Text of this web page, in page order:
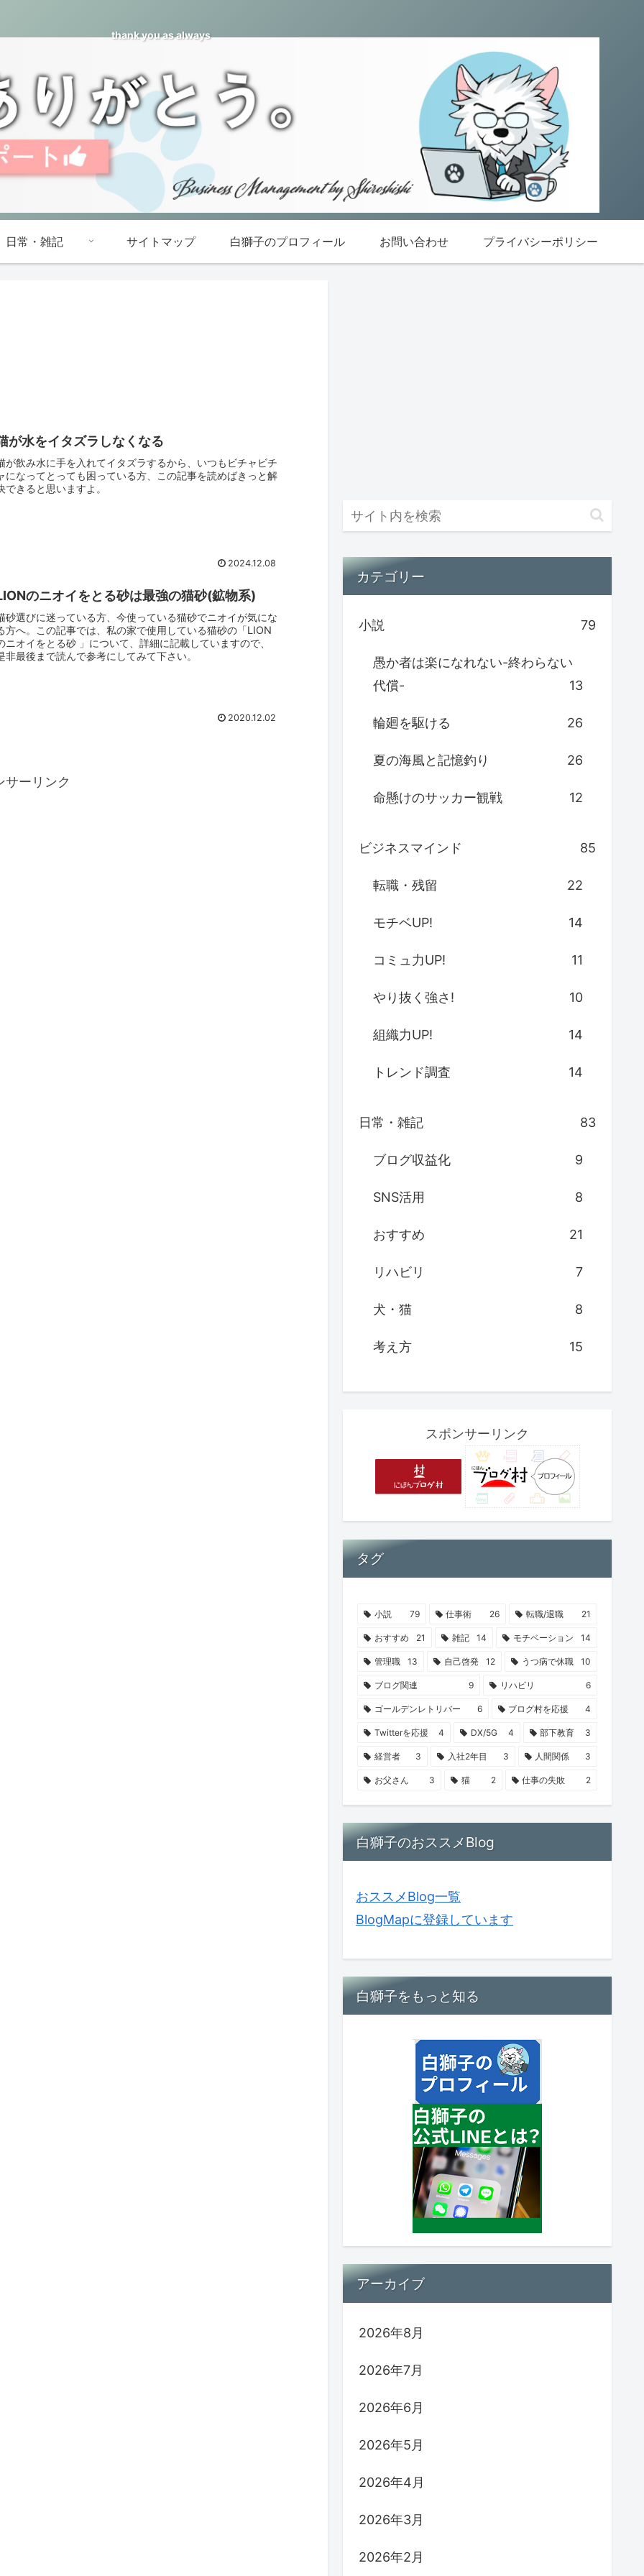
thank you as always
日常・雑記 サイトマップ 白獅子のプロフィール お問い合わせ プライバシーポリシー
が水をイタズラしなくなる
が飲み水に手を入れてイタズラするから、いつもビチャビチ
になってとっても困っている方、この記事を読めばきっと解
できると思いますよ。
2024.12.08
のニオイをとる砂は最強の猫砂(鉱物系)
砂選びに迷っている方、今使っている猫砂でニオイが気にな
方へ。この記事では、私の家で使用している猫砂の「LION
ニオイをとる砂 」について、詳細に記載していますので、
非最後まで読んで参考にしてみて下さい。
2020.12.02
サーリンク
カテゴリー
小説 79
愚か者は楽になれない-終わらない
代償-
13
輪廻を駆ける 26
夏の海風と記憶釣り 26
命懸けのサッカー観戦 12
ビジネスマインド 85
転職・残留 22
モチベUP! 14
コミュ力UP! 11
やり抜く強さ! 10
組織力UP! 14
トレンド調査 14
日常・雑記 83
ブログ収益化 9
SNS活用 8
おすすめ 21
リハビリ 7
犬・猫 8
考え方 15
スポンサーリンク
タグ
小説 79 仕事術 26 転職/退職 21
おすすめ 21 雑記 14 モチベーション 14
管理職 13 自己啓発 12 うつ病で休職 10
ブログ関連 9 リハビリ 6
ゴールデンレトリバー 6 ブログ村を応援 4
Twitterを応援 4 DX/5G 4 部下教育 3
経営者 3 入社2年目 3 人間関係 3
お父さん 3 猫 2 仕事の失敗 2
白獅子のおススメBlog
おススメBlog一覧
BlogMapに登録しています
白獅子をもっと知る
アーカイブ
2026年8月
2026年7月
2026年6月
2026年5月
2026年4月
2026年3月
2026年2月